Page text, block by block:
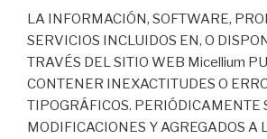
LA INFORMACIÓN, SOFTWARE,
SERVICIOS INCLUIDOS EN, O
TRAVÉS DEL SITIO WEB Micellium
CONTENER INEXACTITUDES O
TIPOGRÁFICOS. PERIÓDICAMENTE
MODIFICACIONES Y AGREGADOS A